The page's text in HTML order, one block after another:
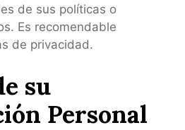
de sus políticas o
Es recomendable
de privacidad.
su
Personal